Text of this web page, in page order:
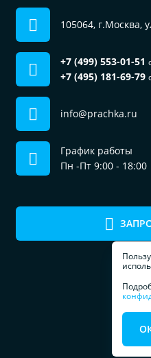
ДЛЯ
105064, г.Москва,
+7 (499) 553-01-51
+7 (495) 181-69-79
info@prachka.ru
График работы
Пн -Пт 9:00 - 18:00